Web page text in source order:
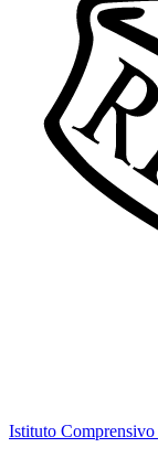
Istituto Comprensivo